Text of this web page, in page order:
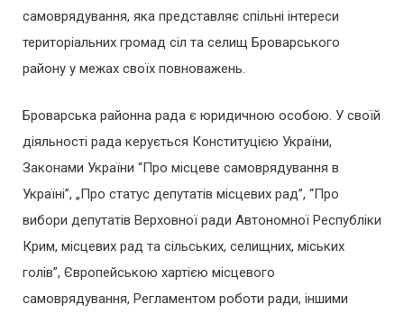
самоврядування, яка представляє спільні інтереси
територіальних громад сіл та селищ Броварського
району у межах своїх повноважень.
Броварська районна рада є юридичною особою. У своїй
діяльності рада керується Конституцією України,
Законами України “Про місцеве самоврядування в
Україні”, „Про статус депутатів місцевих рад”, “Про
вибори депутатів Верховної ради Автономної Республіки
Крим, місцевих рад та сільських, селищних, міських
голів”, Європейською хартією місцевого
самоврядування, Регламентом роботи ради, іншими